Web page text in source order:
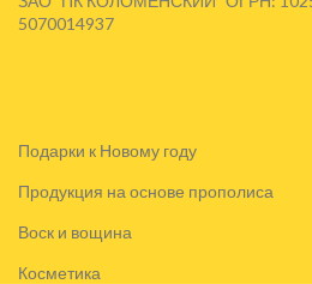
5070014937
Подарки к Новому году
Продукция на основе прополиса
Воск и вощина
Косметика